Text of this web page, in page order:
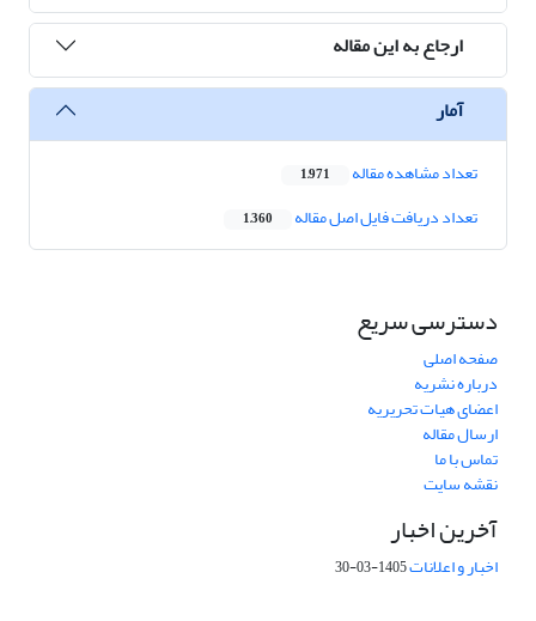
ارجاع به این مقاله
آمار
تعداد مشاهده مقاله 1,971
تعداد دریافت فایل اصل مقاله 1,360
دسترسی سریع
صفحه اصلی
درباره نشریه
اعضای هیات تحریریه
ارسال مقاله
تماس با ما
نقشه سایت
آخرین اخبار
اخبار و اعلانات1405-03-30